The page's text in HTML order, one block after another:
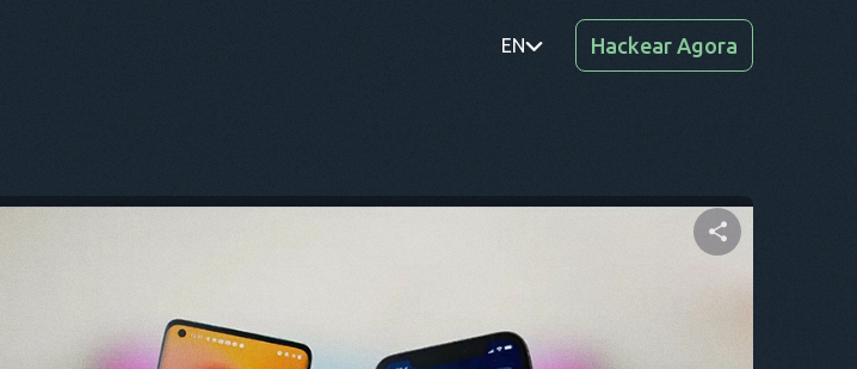
EN
KO
Hackear Agora